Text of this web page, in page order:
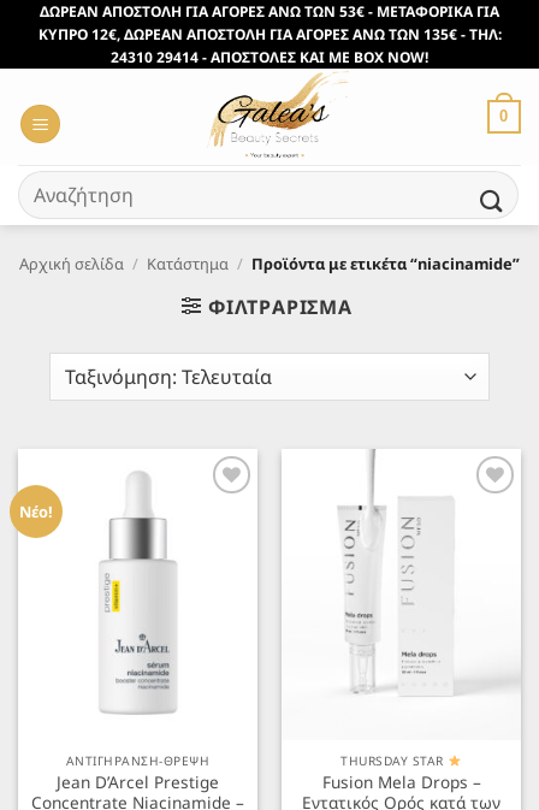
Μετάβαση
περιεχόμενο
ΔΩΡΕΑΝ ΑΠΟΣΤΟΛΗ ΓΙΑ ΑΓΟΡΕΣ ΑΝΩ ΤΩΝ 53€ - ΜΕΤΑΦΟΡΙΚΑ ΓΙΑ
ΚΥΠΡΟ 12€, ΔΩΡΕΑΝ ΑΠΟΣΤΟΛΗ ΓΙΑ ΑΓΟΡΕΣ ΑΝΩ ΤΩΝ 135€ - ΤΗΛ:
24310 29414 - ΑΠΟΣΤΟΛΕΣ ΚΑΙ ΜΕ BOX NOW!
0
Αναζήτηση
για:
Αρχική σελίδα / Κατάστημα / Προϊόντα με ετικέτα “niacinamide”
ΦΙΛΤΡΆΡΙΣΜΑ
Νέο!
Προσθήκη
ΑΝΤΙΓΗΡΑΝΣΗ-ΘΡΕΨΗ
Jean D’Arcel Prestige
Concentrate Niacinamide –
Προσθήκη
THURSDAY STAR
Fusion Mela Drops –
Εντατικός Ορός κατά των